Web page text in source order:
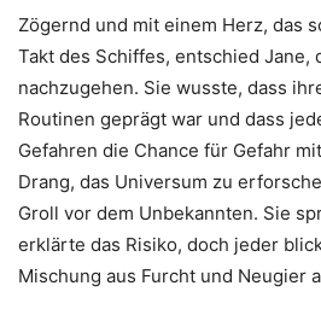
Zögernd und mit einem Herz, das
Takt des Schiffes, entschied Jane,
nachzugehen. Sie wusste, dass
Routinen geprägt war und dass
Gefahren die Chance für Gefahr
Drang, das Universum zu
Groll vor dem Unbekannten. Sie
erklärte das Risiko, doch jeder
Mischung aus Furcht und Neugier